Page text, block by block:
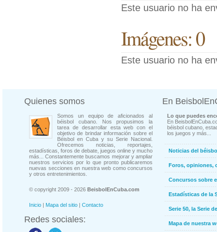
Este usuario no ha
Imágenes: 0
Este usuario no ha
Quienes somos
Somos un equipo de aficionados al
béisbol cubano. Nos propusimos la
tarea de desarrollar esta web con el
objetivo de brindar información sobre el
Béisbol en Cuba y su Serie Nacional.
Ofrecemos noticias, reportajes,
estadísticas, foros de debate, juegos online y mucho
más... Constantemente buscamos mejorar y ampliar
nuestros servicios por lo que pronto publicaremos
nuevas secciones en nuestra web como concursos
y otros entretenimientos.
© copyright 2009 - 2026 BeisbolEnCuba.com
Inicio | Mapa del sitio | Contacto
Redes sociales:
En
Lo que puedes
En
béisbol cubano,
los juegos y más...
Noticias del
Foros, opiniones,
Concursos sobre
Estadísticas de la
Serie 50, la Serie
Mapa de nuestra